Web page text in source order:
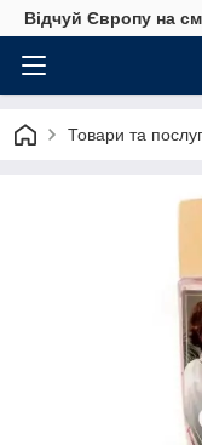
Відчуй Європу на
Товари та